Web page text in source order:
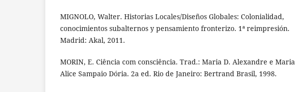
MIGNOLO, Walter. Historias Locales/Diseños Globales: Colonialidad,
conocimientos subalternos y pensamiento fronterizo. 1ª reimpresión.
Madrid: Akal, 2011.
MORIN, E. Ciência com consciência. Trad.: Maria D. Alexandre e Maria
Alice Sampaio Dória. 2a ed. Rio de Janeiro: Bertrand Brasil, 1998.